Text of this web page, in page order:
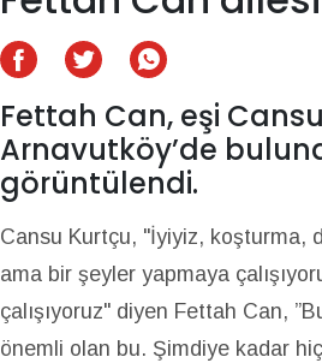
Fettah Can, eşi
Arnavutköy’de
görüntülendi.
Cansu Kurtçu, "İyiyiz, koşturma,
ama bir şeyler yapmaya
çalışıyoruz" diyen Fettah Can,
önemli olan bu. Şimdiye kadar